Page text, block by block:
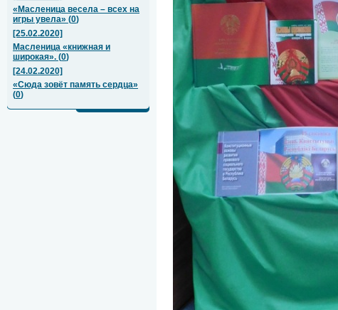
«Масленица весела – всех на
игры увела» (0)
[25.02.2020]
Масленица «книжная и
широкая». (0)
[24.02.2020]
«Сюда зовёт память сердца»
(0)